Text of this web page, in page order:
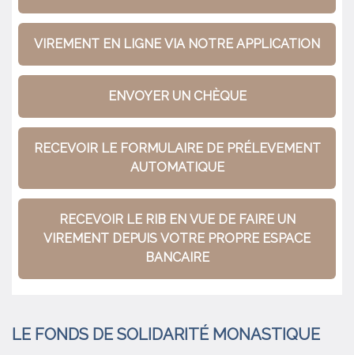
VIREMENT EN LIGNE VIA NOTRE APPLICATION
ENVOYER UN CHÈQUE
RECEVOIR LE FORMULAIRE DE PRÉLEVEMENT
AUTOMATIQUE
RECEVOIR LE RIB EN VUE DE FAIRE UN
VIREMENT DEPUIS VOTRE PROPRE ESPACE
BANCAIRE
LE FONDS DE SOLIDARITÉ MONASTIQUE